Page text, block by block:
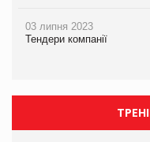
03 липня 2023
Тендери компанії